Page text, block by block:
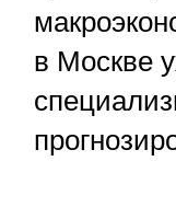
в Москве